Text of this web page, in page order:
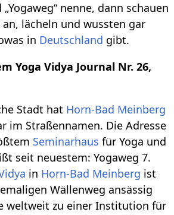
nenne, dann schauen
lächeln und wussten gar
in Deutschland gibt.
Yoga Vidya Journal Nr. 26,
Stadt hat Horn-Bad Meinberg
im Straßennamen. Die Adresse
Seminarhaus für Yoga und
seit neuestem: Yogaweg 7.
in Horn-Bad Meinberg ist
Wällenweg ansässig
weltweit zu einer Institution für